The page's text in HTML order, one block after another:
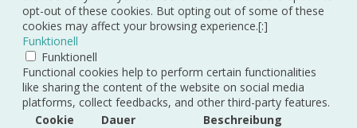
opt-out of these cookies. But opting out of some of these
cookies may affect your browsing experience.[:]
Funktionell
Funktionell
Functional cookies help to perform certain functionalities
like sharing the content of the website on social media
platforms, collect feedbacks, and other third-party features.
Cookie
Dauer Beschreibung